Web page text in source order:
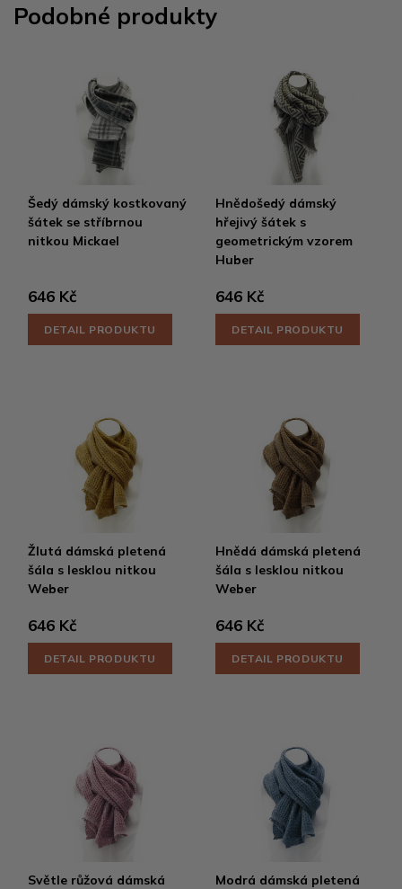
Podobné produkty
Šedý dámský kostkovaný
šátek se stříbrnou
nitkou Mickael
646 Kč
DETAIL PRODUKTU
Hnědošedý dámský
hřejivý šátek s
geometrickým vzorem
Huber
646 Kč
DETAIL PRODUKTU
Žlutá dámská pletená
šála s lesklou nitkou
Weber
646 Kč
DETAIL PRODUKTU
Hnědá dámská pletená
šála s lesklou nitkou
Weber
646 Kč
DETAIL PRODUKTU
Světle růžová dámská
Modrá dámská pletená